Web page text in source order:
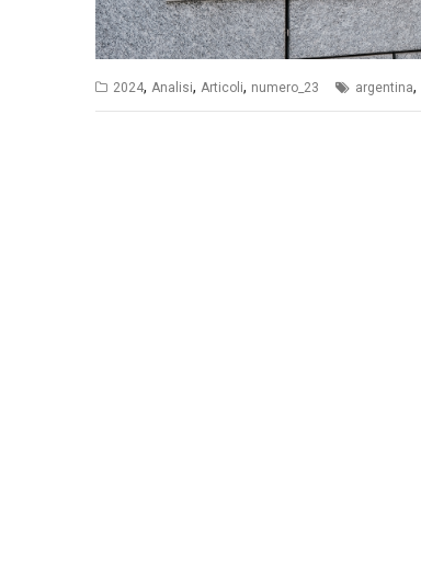
2024, Analisi, Articoli, numero_23 argentina,